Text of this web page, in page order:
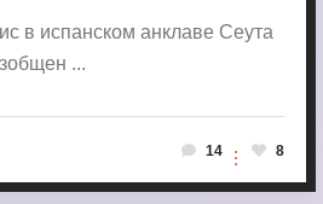
в испанском анклаве Сеута
...
14 8